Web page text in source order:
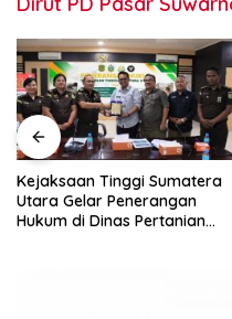
Kejaksaan Tinggi Sumatera
Utara Gelar Penerangan
Hukum di Dinas Pertanian